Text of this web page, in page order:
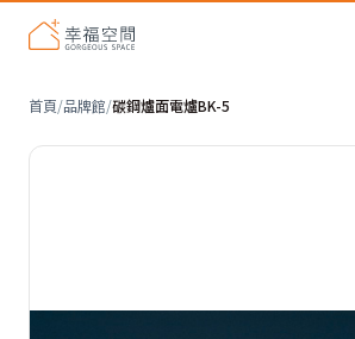
首頁/品牌館/碳鋼爐面電爐BK-5